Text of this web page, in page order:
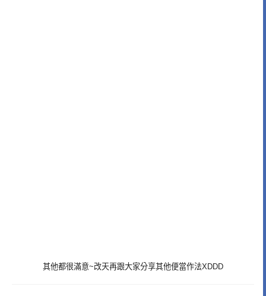
其他都很滿意~改天再跟大家分享其他便當作法XDDD